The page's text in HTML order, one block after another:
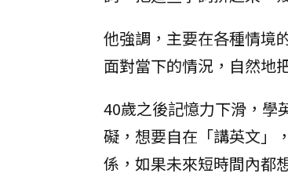
他強調，主要在各種情境
面對當下的情況，自然地
40歲之後記憶力下滑，學
礙，想要自在「講英文」
係，如果未來短時間內都